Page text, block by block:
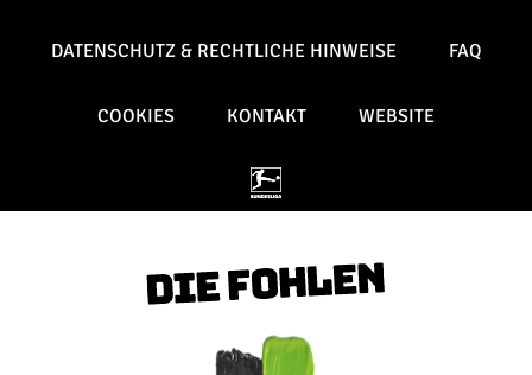
DATENSCHUTZ & RECHTLICHE HINWEISE FAQ
COOKIES KONTAKT WEBSITE